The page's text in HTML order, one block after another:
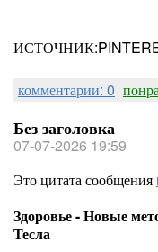
комментарии: 0
Без заголовка
07-07-2026 19:59
Это цитата сообщения
Здоровье - Новые
Тесла